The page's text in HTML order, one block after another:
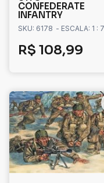
CONFEDERATE
INFANTRY
SKU: 6178 - ESCALA: 1 :
R$ 108,99